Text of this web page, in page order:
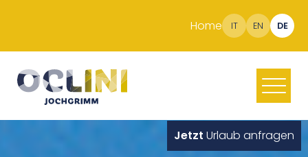
Home IT EN DE
Jetzt Urlaub anfragen